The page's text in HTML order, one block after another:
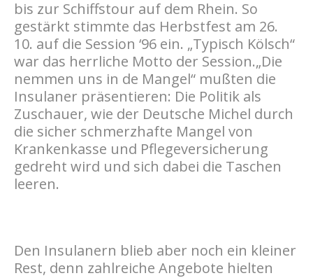
bis zur Schiffstour auf dem Rhein. So
gestärkt stimmte das Herbstfest am 26.
10. auf die Session ‘96 ein. „Typisch Kölsch“
war das herrliche Motto der Session.„Die
nemmen uns in de Mangel“ mußten die
Insulaner präsentieren: Die Politik als
Zuschauer, wie der Deutsche Michel durch
die sicher schmerzhafte Mangel von
Krankenkasse und Pflegeversicherung
gedreht wird und sich dabei die Taschen
leeren.
Den Insulanern blieb aber noch ein kleiner
Rest, denn zahlreiche Angebote hielten